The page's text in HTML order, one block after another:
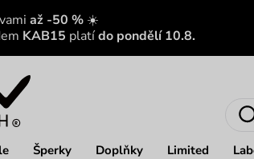
až -50 % ☀️
KAB15 platído pondělí 10.8.
Šperky Doplňky Limited